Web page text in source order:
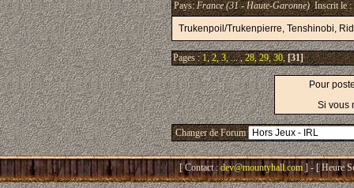
Pays:France (31 - Haute-Garonne)Inscrit le :
Trukenpoil/Trukenpierre, Tenshinobi,
Pages :1,2,3, ... ,28,29,30,[31]
Pour
Si vous
Changer de Forum
[ Contact : dev@mountyhall.com ] - [ Heure